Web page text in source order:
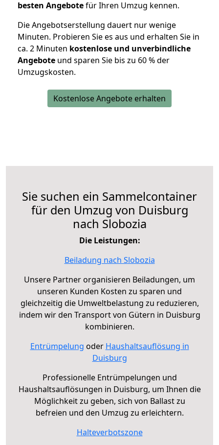
besten Angebotefür Ihren Umzug kennen.
Die Angebotserstellung dauert nur wenige
Minuten. Probieren Sie es aus und erhalten Sie in
ca. 2 Minuten kostenlose und unverbindliche
Angebote und sparen Sie bis zu 60 % der
Umzugskosten.
Kostenlose Angebote erhalten
Sie suchen ein Sammelcontainer
für den Umzug von Duisburg
nach Slobozia
Die Leistungen:
Beiladung nach Slobozia
Unsere Partner organisieren Beiladungen, um
unseren Kunden Kosten zu sparen und
gleichzeitig die Umweltbelastung zu reduzieren,
indem wir den Transport von Gütern in Duisburg
kombinieren.
Entrümpelung oder Haushaltsauflösung in
Duisburg
Professionelle Entrümpelungen und
Haushaltsauflösungen in Duisburg, um Ihnen die
Möglichkeit zu geben, sich von Ballast zu
befreien und den Umzug zu erleichtern.
Halteverbotszone